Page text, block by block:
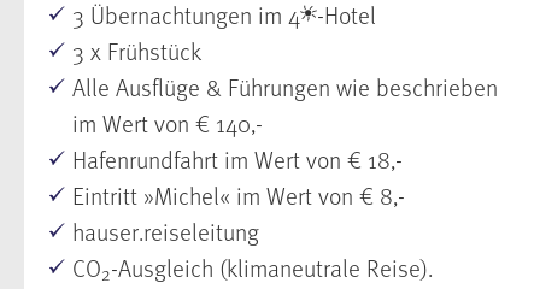
3 Übernachtungen im 4 -Hotel
3 x Frühstück
Alle Ausflüge & Führungen wie beschrieben
im Wert von € 140,-
Hafenrundfahrt im Wert von € 18,-
Eintritt »Michel« im Wert von € 8,-
hauser.reiseleitung
CO2-Ausgleich (klimaneutrale Reise).